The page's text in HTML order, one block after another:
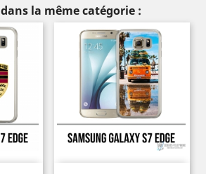
la même catégorie :